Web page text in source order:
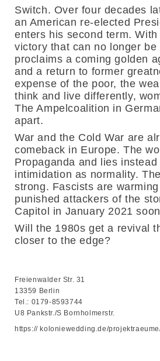
Switch. Over four decades
an American re-elected
enters his second term.
victory that can no longer be
proclaims a coming golden
and a return to former
expense of the poor, the
think and live differently,
The Ampelcoalition in
apart.
War and the Cold War are
comeback in Europe. The
Propaganda and lies
intimidation as normality.
strong. Fascists are
punished attackers of the
Capitol in January 2021
Will the 1980s get a revival
closer to the edge?
Freienwalder Str. 31
13359 Berlin
Tel.: 0179-8593744
U8 Pankstr./S Bornholmerstr.
https:// koloniewedding.de/